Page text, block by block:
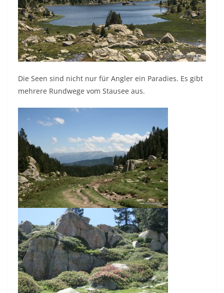
Die Seen sind nicht nur für Angler ein Paradies. Es gibt
mehrere Rundwege vom Stausee aus.